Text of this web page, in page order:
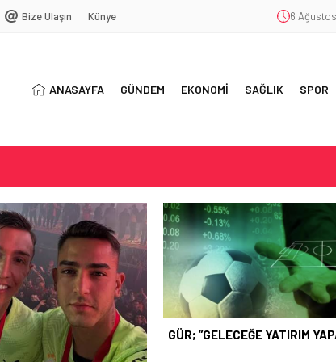
Bize Ulaşın Künye 6
ANASAYFA GÜNDEM EKONOMİ SAĞLIK SPOR
GÜR; ”GELECEĞE YATIRIM